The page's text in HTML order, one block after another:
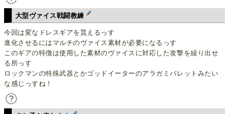
大型ヴァイス戦闘教練
今回は変なドレスギアを貰えるっす
進化させるにはマルチのヴァイス素材が必要になるっす
このギアの特徴は使用した素材のヴァイスに対応した攻撃を繰り出せ
る所っす
ロックマンの特殊武器とかゴッドイーターのアラガミバレットみたい
な感じっすね！